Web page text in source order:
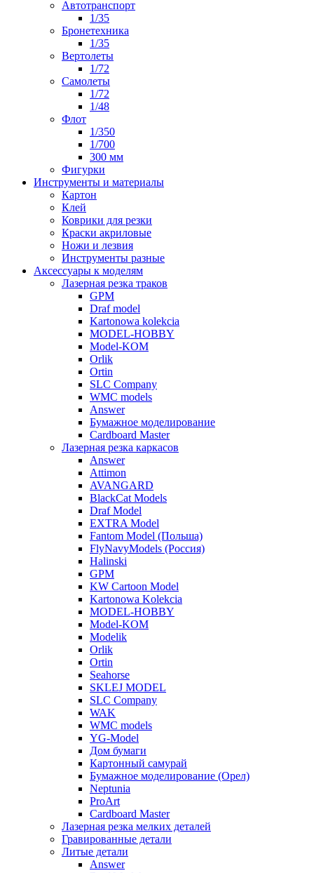
Автотранспорт
1/35
Бронетехника
1/35
Вертолеты
1/72
Самолеты
1/72
1/48
Флот
1/350
1/700
300 мм
Фигурки
Инструменты и материалы
Картон
Клей
Коврики для резки
Краски акриловые
Ножи и лезвия
Инструменты разные
Аксессуары к моделям
Лазерная резка траков
GPM
Draf model
Kartonowa kolekcia
MODEL-HOBBY
Model-KOM
Orlik
Ortin
SLC Company
WMC models
Answer
Бумажное моделирование
Cardboard Master
Лазерная резка каркасов
Answer
Attimon
AVANGARD
BlackCat Models
Draf Model
EXTRA Model
Fantom Model (Польша)
FlyNavyModels (Россия)
Halinski
GPM
KW Cartoon Model
Kartonowa Kolekcia
MODEL-HOBBY
Model-KOM
Modelik
Orlik
Ortin
Seahorse
SKLEJ MODEL
SLC Company
WAK
WMC models
YG-Model
Дом бумаги
Картонный самурай
Бумажное моделирование (Орел)
Neptunia
ProArt
Cardboard Master
Лазерная резка мелких деталей
Гравированные детали
Литые детали
Answer